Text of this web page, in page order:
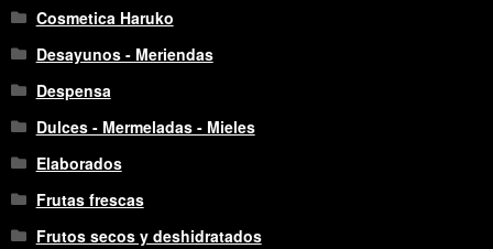
Cosmetica Haruko
Desayunos - Meriendas
Despensa
Dulces - Mermeladas - Mieles
Elaborados
Frutas frescas
Frutos secos y deshidratados